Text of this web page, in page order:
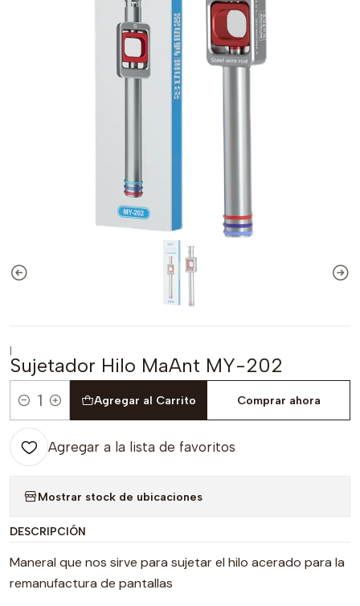
|
Sujetador Hilo MaAnt MY-202
Cantidad
Agregar al Carrito Comprar ahora
Agregar a la lista de favoritos
Mostrar stock de ubicaciones
DESCRIPCIÓN
Maneral que nos sirve para sujetar el hilo acerado para la
remanufactura de pantallas